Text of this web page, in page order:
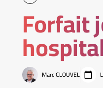
Forfait
Marc CLOUVEL